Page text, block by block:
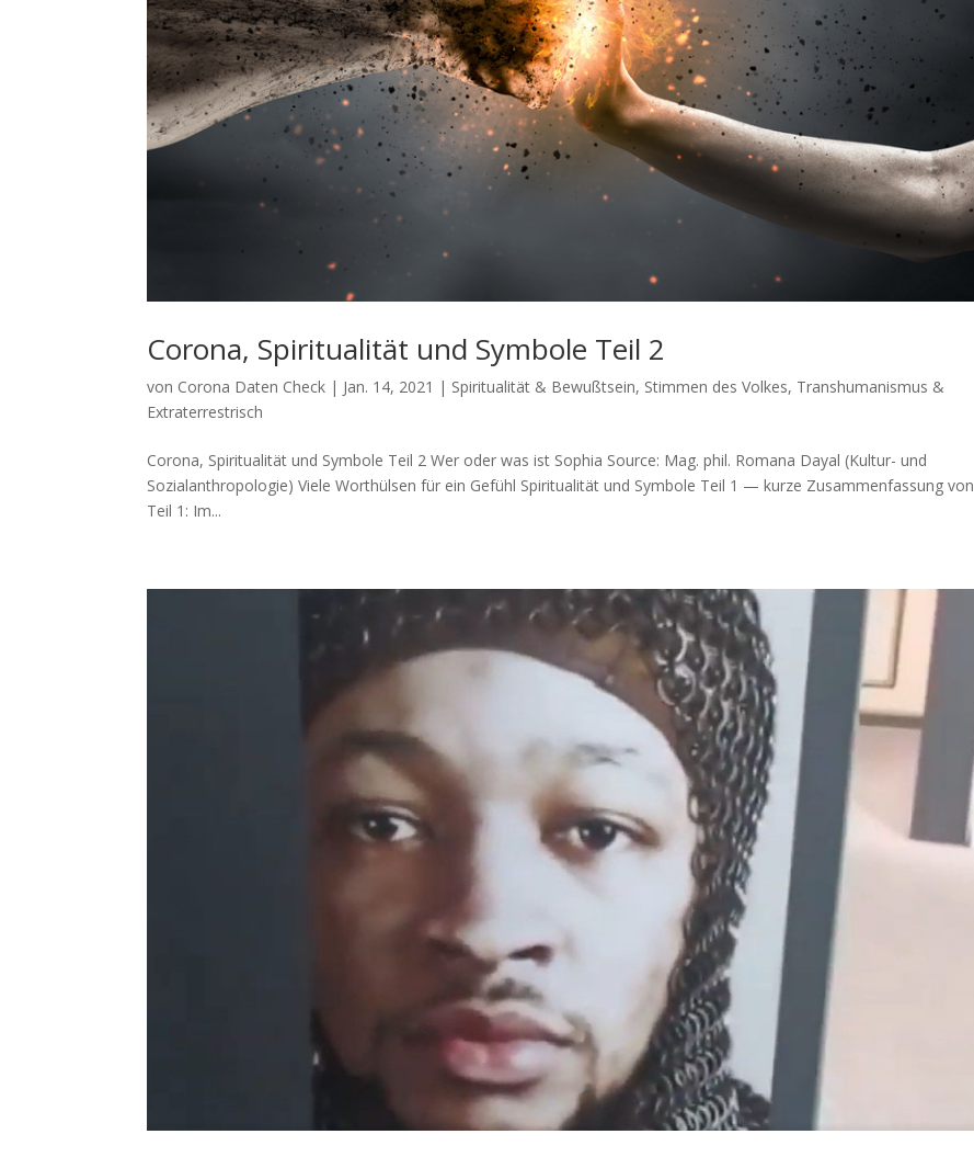
Corona, Spiritualität und Symbole Teil 2
von Corona Daten Check | Jan. 14, 2021 | Spiritualität & Bewußtsein, Stimmen des Volkes, Transhumanismus &
Extraterrestrisch
Corona, Spiritualität und Symbole Teil 2 Wer oder was ist Sophia Source: Mag. phil. Roma­na Dayal (Kul­tur- und
Sozialanthropologie) Vie­le Wort­hül­sen für ein Gefühl Spi­ri­tua­li­tät und Sym­bo­le Teil 1 — kur­ze Zusam­men­fas­sung von
Teil 1: Im...